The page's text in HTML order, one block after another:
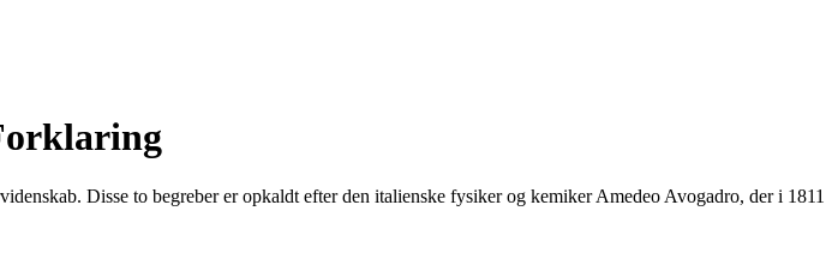
Disse to begreber er opkaldt efter den italienske fysiker og kemiker Amedeo Avogadro, der i 1811